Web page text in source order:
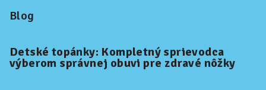
Blog
Detské topánky: Kompletný sprievodca
výberom správnej obuvi pre zdravé nôžky